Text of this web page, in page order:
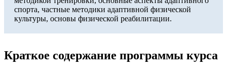
спорта, частные методики адаптивной физической
культуры, основы физической реабилитации.
Краткое содержание программы курса